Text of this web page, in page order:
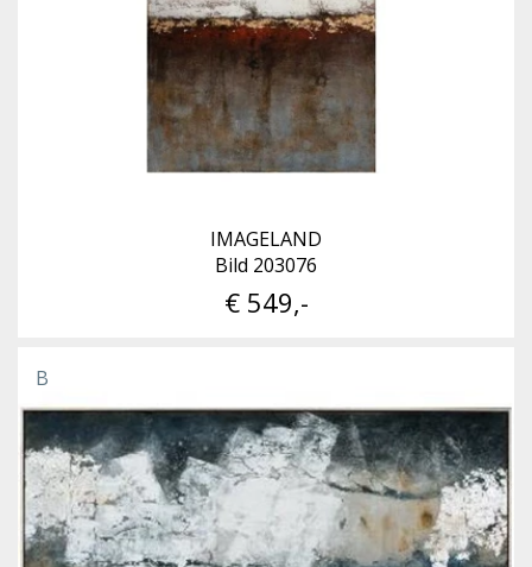
IMAGELAND
Bild 203076
€ 549,-
B